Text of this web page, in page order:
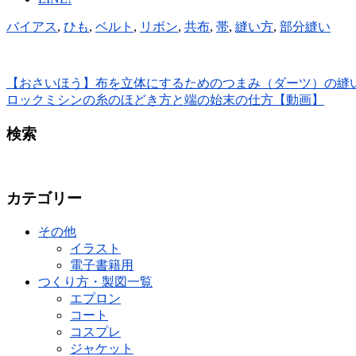
バイアス, ひも, ベルト , リボン, 共布, 帯, 縫い方, 部分縫い
【おさいほう】布を立体にするためのつまみ（ダーツ）の縫
ロックミシンの糸のほどき方と端の始末の仕方【動画】
検索
カテゴリー
その他
イラスト
電子書籍用
つくり方・製図一覧
エプロン
コート
コスプレ
ジャケット